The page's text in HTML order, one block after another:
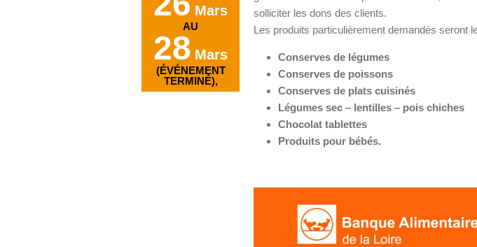
Mars
AU
28 Mars
(ÉVÉNEMENT
TERMINÉ),
solliciter les dons des clients.
Les produits particulièrement demandés seront
Conserves de légumes
Conserves de poissons
Conserves de plats cuisinés
Légumes sec – lentilles – pois chiches
Chocolat tablettes
Produits pour bébés.